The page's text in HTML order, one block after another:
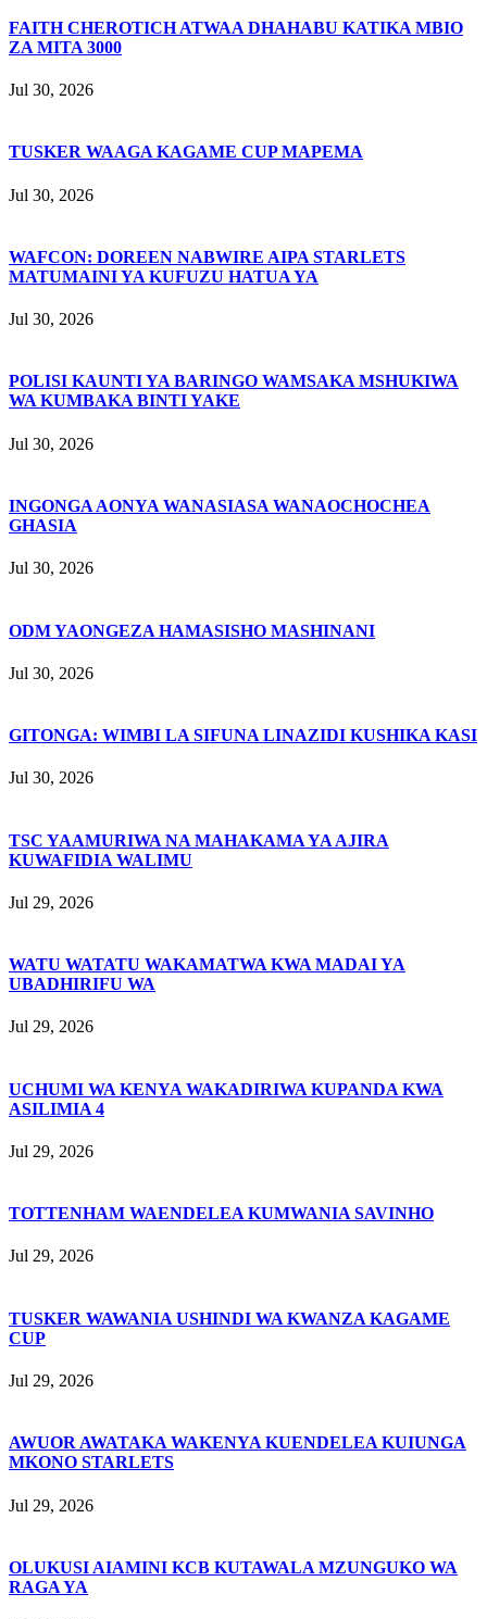
FAITH CHEROTICH ATWAA DHAHABU KATIKA MBIO
ZA MITA 3000
Jul 30, 2026
TUSKER WAAGA KAGAME CUP MAPEMA
Jul 30, 2026
WAFCON: DOREEN NABWIRE AIPA STARLETS
MATUMAINI YA KUFUZU HATUA YA
Jul 30, 2026
POLISI KAUNTI YA BARINGO WAMSAKA MSHUKIWA
WA KUMBAKA BINTI YAKE
Jul 30, 2026
INGONGA AONYA WANASIASA WANAOCHOCHEA
GHASIA
Jul 30, 2026
ODM YAONGEZA HAMASISHO MASHINANI
Jul 30, 2026
GITONGA: WIMBI LA SIFUNA LINAZIDI KUSHIKA KASI
Jul 30, 2026
TSC YAAMURIWA NA MAHAKAMA YA AJIRA
KUWAFIDIA WALIMU
Jul 29, 2026
WATU WATATU WAKAMATWA KWA MADAI YA
UBADHIRIFU WA
Jul 29, 2026
UCHUMI WA KENYA WAKADIRIWA KUPANDA KWA
ASILIMIA 4
Jul 29, 2026
TOTTENHAM WAENDELEA KUMWANIA SAVINHO
Jul 29, 2026
TUSKER WAWANIA USHINDI WA KWANZA KAGAME
CUP
Jul 29, 2026
AWUOR AWATAKA WAKENYA KUENDELEA KUIUNGA
MKONO STARLETS
Jul 29, 2026
OLUKUSI AIAMINI KCB KUTAWALA MZUNGUKO WA
RAGA YA